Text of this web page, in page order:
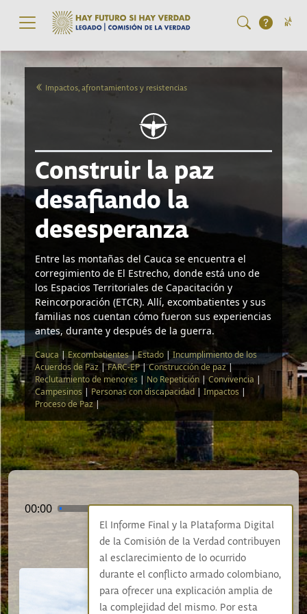
Pasar al contenido principal
Impactos, afrontamientos y resistencias
Construir la paz
desafiando la
desesperanza
Entre las montañas del Cauca se encuentra el
corregimiento de El Estrecho, donde está uno de
los Espacios Territoriales de Capacitación y
Reincorporación (ETCR). Allí, excombatientes y sus
familias nos cuentan cómo fueron sus experiencias
antes, durante y después de la guerra.
Cauca |Excombatientes|Estado | Incumplimiento de los
Acuerdos de Paz|FARC-EP|Construcción de paz|
Reclutamiento de menores | No Repetición | Convivencia |
Campesinos | Personas con discapacidad | Impactos |
Proceso de Paz|
00:00 15:56
El Informe Final y la Plataforma Digital
de la Comisión de la Verdad contribuyen
al esclarecimiento de lo ocurrido
durante el conflicto armado colombiano,
para ofrecer una explicación amplia de
la complejidad del mismo. Por esta